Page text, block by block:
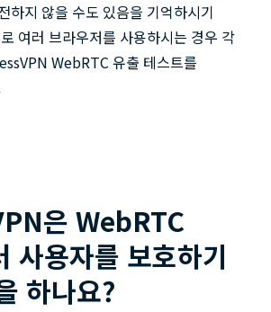
하지 않을 수도 있음을 기억하시기
여러 브라우저를 사용하시는 경우 각
WebRTC 유출 테스트를
은 WebRTC
사용자를 보호하기
하나요?